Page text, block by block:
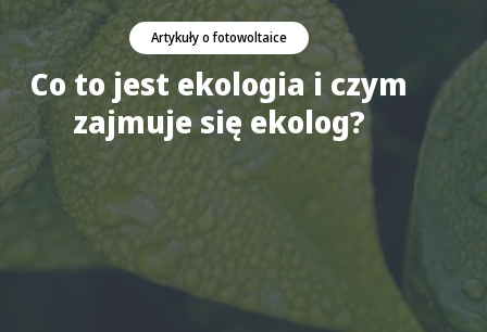
Artykuły o fotowoltaice
Co to jest ekologia i czym
zajmuje się ekolog?